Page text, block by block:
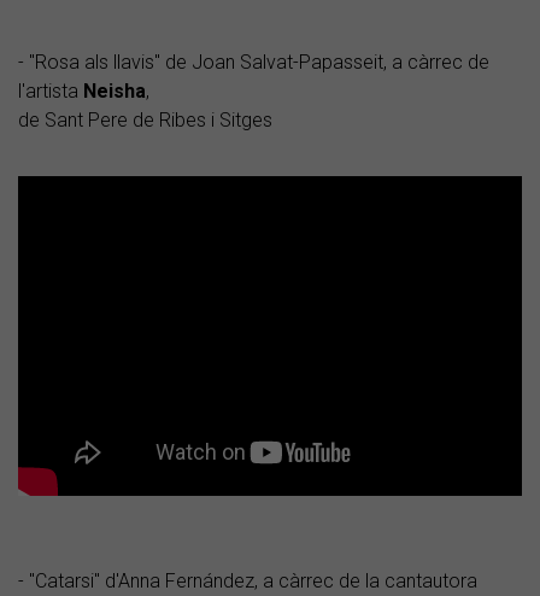
- "Rosa als llavis" de Joan Salvat-Papasseit, a càrrec de
l'artista Neisha,
de Sant Pere de Ribes i Sitges
- "Catarsi" d'Anna Fernández, a càrrec de la cantautora